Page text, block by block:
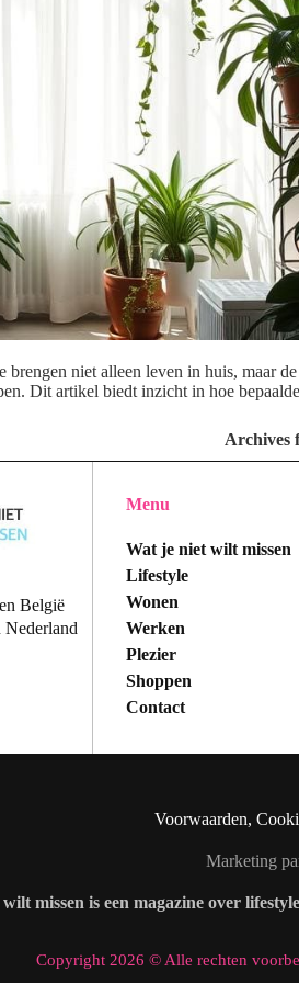
niet alleen leven in huis, maar
Dit artikel biedt inzicht in hoe
Archives
België
Nederland
Menu
Wat je niet wilt missen
Lifestyle
Wonen
Werken
Plezier
Shoppen
Contact
Voorwaarden,
Marketing
missen is een magazine over
Copyright 2026 © Alle rechten